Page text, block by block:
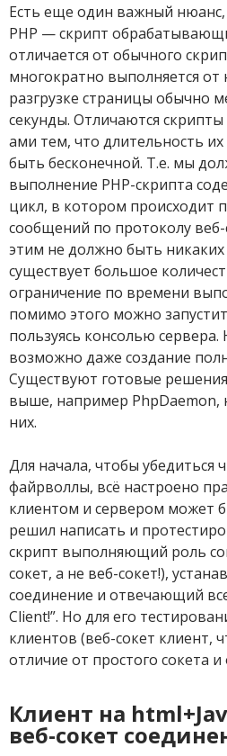
Есть еще один важный
PHP — скрипт
отличается от обычного
многократно выполняется от
разгрузке страницы обычно
секунды. Отличаются
ами тем, что длительность
быть бесконечной. Т.е. мы
выполнение PHP-скрипта
цикл, в котором происходит
сообщений по протоколу
этим не должно быть никаких
существует большое
ограничение по времени
помимо этого можно
пользуясь консолью сервера.
возможно даже создание
Существуют готовые
выше, например PhpDaemon,
них.
Для начала, чтобы
файрволлы, всё настроено
клиентом и сервером может
решил написать и
скрипт выполняющий роль
сокет, а не веб-сокет!),
соединение и отвечающий
Client!”. Но для его
клиентов (веб-сокет клиент,
отличие от простого сокета
Клиент на
веб-сокет